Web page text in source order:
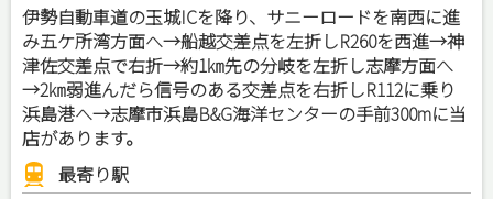
伊勢自動車道の玉城ICを降り、サニーロードを南西に進
み五ケ所湾方面へ→船越交差点を左折しR260を西進→神
津佐交差点で右折→約1㎞先の分岐を左折し志摩方面へ
→2㎞弱進んだら信号のある交差点を右折しR112に乗り
浜島港へ→志摩市浜島B&G海洋センターの手前300mに当
店があります。
最寄り駅